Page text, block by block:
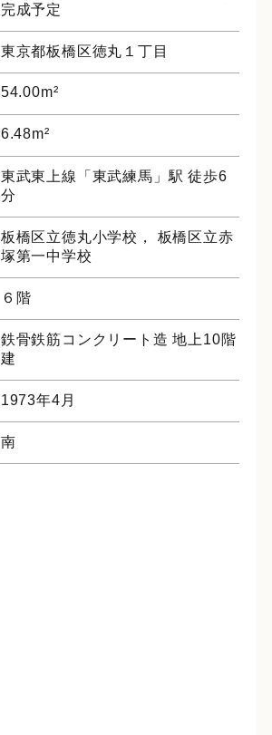
完成予定
東京都板橋区徳丸１丁目
54.00m²
6.48m²
東武東上線「東武練馬」駅 徒歩6
分
板橋区立徳丸小学校， 板橋区立赤
塚第一中学校
６階
鉄骨鉄筋コンクリート造 地上10階
建
1973年4月
南